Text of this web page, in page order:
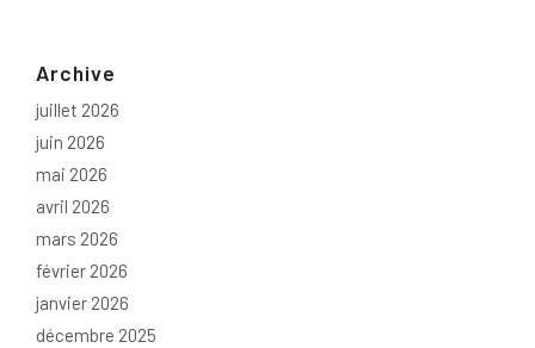
Archive
juillet 2026
juin 2026
mai 2026
avril 2026
mars 2026
février 2026
janvier 2026
décembre 2025